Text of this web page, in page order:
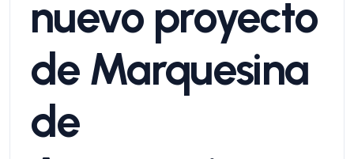
nuevo proyecto
de Marquesina
de